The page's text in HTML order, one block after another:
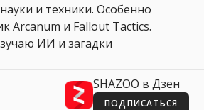
и техники. Особенно
Arcanum и Fallout Tactics.
ИИ и загадки
SHAZOO в Дзен
ПОДПИСАТЬСЯ